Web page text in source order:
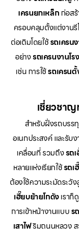
เครนยกเหล็กก่อสร้
ครอบคลุมตั้งแต่งานรี
ต่อเติมโดยใช้รถเครน
อย่างรถเครนงานโร
เช่น การใช้รถเครนตั้
เชี่ยวชา
สำหรับฝั่งรถบรร
อเนกประสงค์ และรับ
เคลื่อนที่ รวมถึงรถ
หลายแห่งเรียกใช้รถเ
ต้องใช้ความระมัดระวั
เฮี๊ยบย้ายโกดังเราก็
การเข้าหน้างานแบบร
เสาไฟริมถนนหลวง